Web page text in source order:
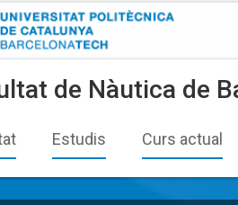
de Nàutica de
Estudis Curs actual